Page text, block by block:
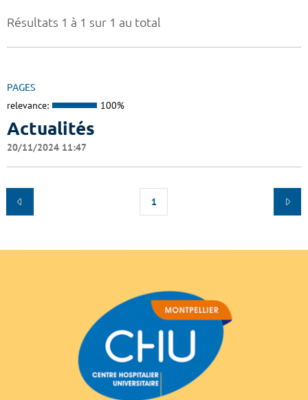
Résultats 1 à 1 sur 1 au total
PAGES
relevance: 100%
Actualités
20/11/2024 11:47
1